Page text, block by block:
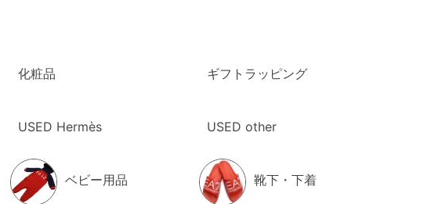
化粧品 ギフトラッピング
USED Hermès USED other
ベビー用品 靴下・下着